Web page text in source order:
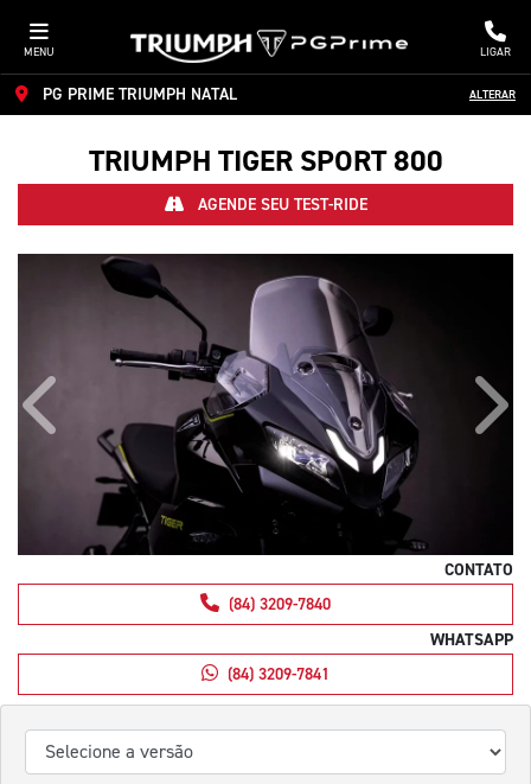
MENU LIGAR
PG PRIME TRIUMPH NATAL ALTERAR
TRIUMPH TIGER SPORT 800
AGENDE SEU TEST-RIDE
Anterior
CONTATO
(84) 3209-7840
WHATSAPP
(84) 3209-7841